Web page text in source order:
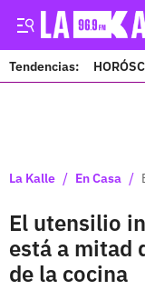
Tendencias:
La Kalle / En Casa /
El utensilio
está a mitad
de la cocina